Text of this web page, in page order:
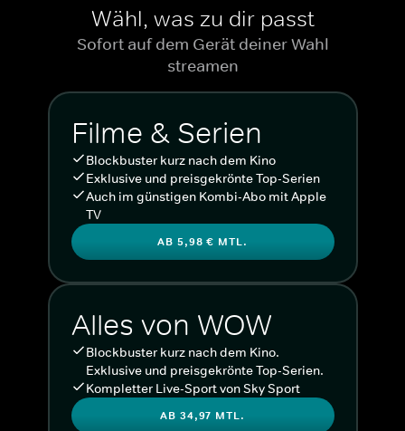
Wähl, was zu dir passt
Sofort auf dem Gerät deiner Wahl
streamen
Filme & Serien
Blockbuster kurz nach dem Kino
Exklusive und preisgekrönte Top-Serien
Auch im günstigen Kombi-Abo mit Apple
TV
AB 5,98 € MTL.
Alles von WOW
Blockbuster kurz nach dem Kino.
Exklusive und preisgekrönte Top-Serien.
Kompletter Live-Sport von Sky Sport
AB 34,97 MTL.